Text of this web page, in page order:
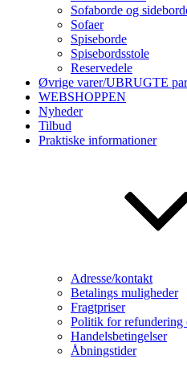
Sofaborde og
Sofaer
Spiseborde
Spisebordsstole
Reservedele
Øvrige varer/UBRUGTE
WEBSHOPPEN
Nyheder
Tilbud
Praktiske informationer
Adresse/kontakt
Betalings muligheder
Fragtpriser
Politik for refundering
Handelsbetingelser
Åbningstider